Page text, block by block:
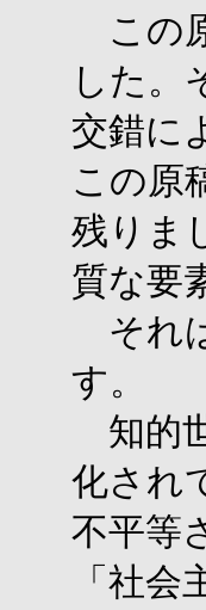
この
した。
交錯に
この原
残りま
質な要
それ
す。
知的
化され
不平等
「社